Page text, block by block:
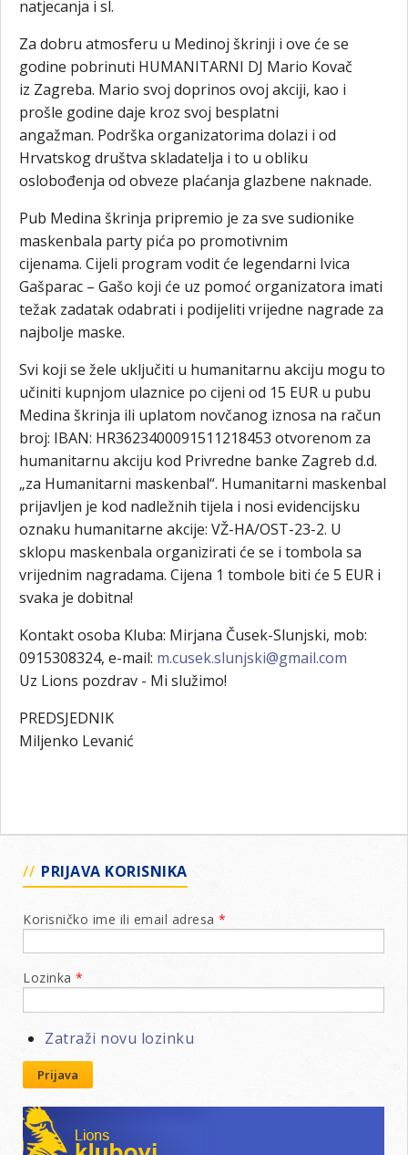
natjecanja i sl.
Za dobru atmosferu u Medinoj škrinji i ove će se
godine pobrinuti HUMANITARNI DJ Mario Kovač
iz Zagreba. Mario svoj doprinos ovoj akciji, kao i
prošle godine daje kroz svoj besplatni
angažman. Podrška organizatorima dolazi i od
Hrvatskog društva skladatelja i to u obliku
oslobođenja od obveze plaćanja glazbene naknade.
Pub Medina škrinja pripremio je za sve sudionike
maskenbala party pića po promotivnim
cijenama. Cijeli program vodit će legendarni Ivica
Gašparac – Gašo koji će uz pomoć organizatora imati
težak zadatak odabrati i podijeliti vrijedne nagrade za
najbolje maske.
Svi koji se žele uključiti u humanitarnu akciju mogu to
učiniti kupnjom ulaznice po cijeni od 15 EUR u pubu
Medina škrinja ili uplatom novčanog iznosa na račun
broj: IBAN: HR3623400091511218453 otvorenom za
humanitarnu akciju kod Privredne banke Zagreb d.d.
„za Humanitarni maskenbal“. Humanitarni maskenbal
prijavljen je kod nadležnih tijela i nosi evidencijsku
oznaku humanitarne akcije: VŽ-HA/OST-23-2. U
sklopu maskenbala organizirati će se i tombola sa
vrijednim nagradama. Cijena 1 tombole biti će 5 EUR i
svaka je dobitna!
Kontakt osoba Kluba: Mirjana Čusek-Slunjski, mob:
0915308324, e-mail: m.cusek.slunjski@gmail.com
Uz Lions pozdrav - Mi služimo!
PREDSJEDNIK
Miljenko Levanić
PRIJAVA KORISNIKA
Korisničko ime ili email adresa *
Lozinka *
Zatraži novu lozinku
Prijava
Lions klubovi